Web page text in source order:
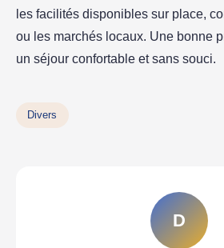
les facilités disponibles sur place,
ou les marchés locaux. Une bonne
un séjour confortable et sans souci.
Divers
D